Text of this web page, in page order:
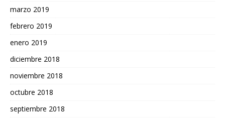
marzo 2019
febrero 2019
enero 2019
diciembre 2018
noviembre 2018
octubre 2018
septiembre 2018